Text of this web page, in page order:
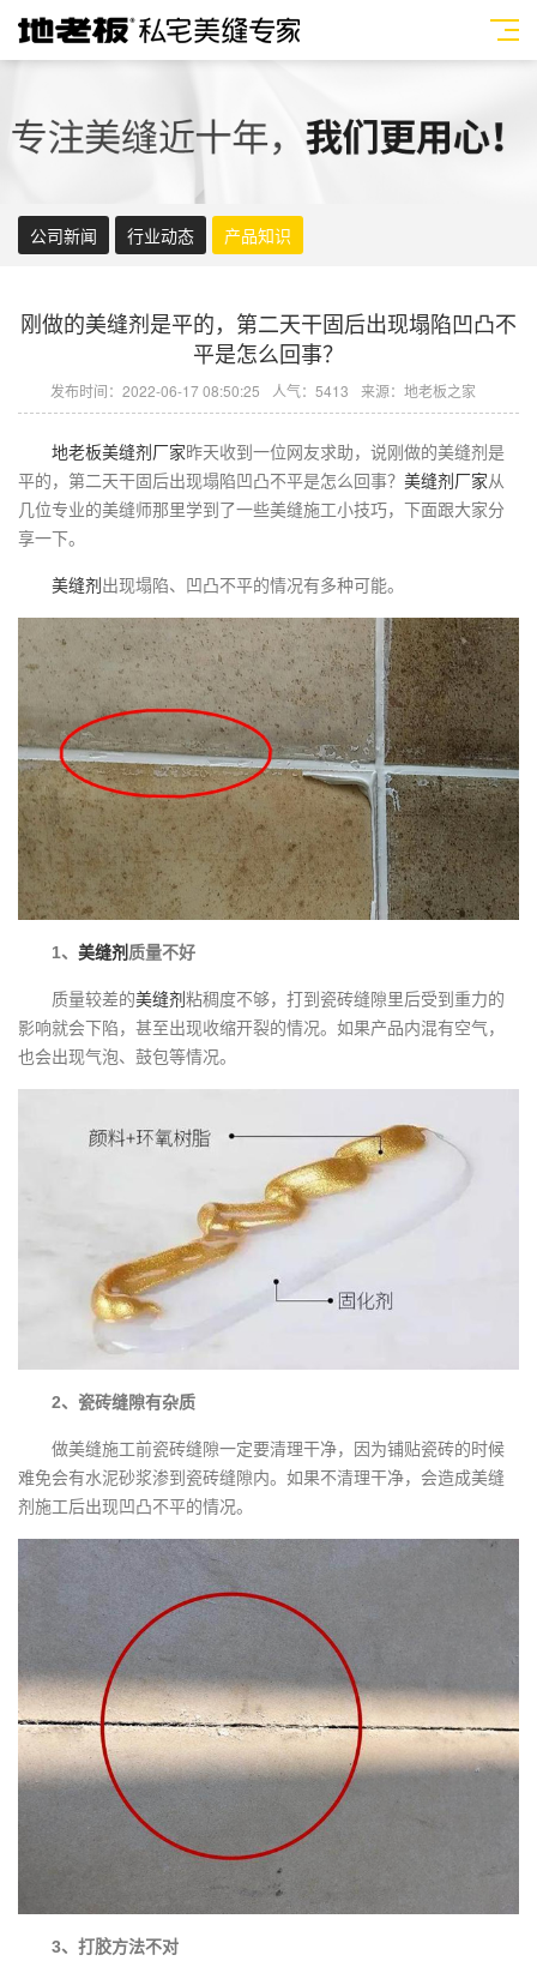
公司新闻 行业动态 产品知识
刚做的美缝剂是平的，第二天干固后出现塌陷凹凸不
平是怎么回事？
发布时间：2022-06-17 08:50:25 人气：5413 来源：地老板之家
地老板美缝剂厂家昨天收到一位网友求助，说刚做的美缝剂是
平的，第二天干固后出现塌陷凹凸不平是怎么回事？ 美缝剂厂家从
几位专业的美缝师那里学到了一些美缝施工小技巧，下面跟大家分
享一下。
美缝剂 出现塌陷、凹凸不平的情况有多种可能。
1、 美缝剂 质量不好
质量较差的美缝剂粘稠度不够，打到瓷砖缝隙里后受到重力的
影响就会下陷，甚至出现收缩开裂的情况。如果产品内混有空气，
也会出现气泡、鼓包等情况。
2、瓷砖缝隙有杂质
做美缝施工前瓷砖缝隙一定要清理干净，因为铺贴瓷砖的时候
难免会有水泥砂浆渗到瓷砖缝隙内。如果不清理干净，会造成美缝
剂施工后出现凹凸不平的情况。
3、打胶方法不对